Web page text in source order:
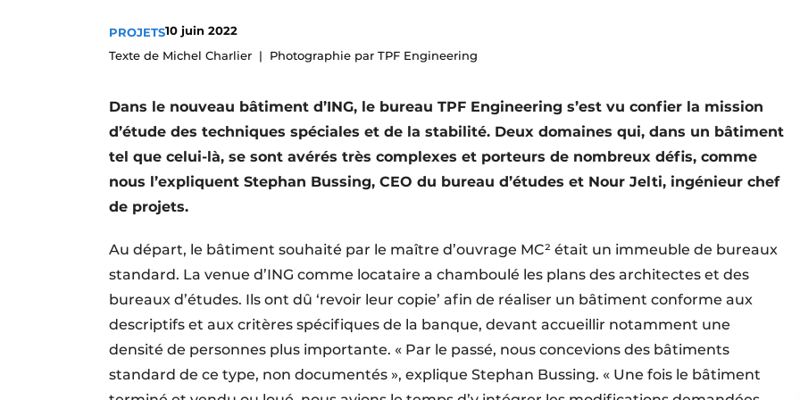
S’inscrire
Video’s
PROJETS10 juin 2022
Texte de Michel Charlier
Photographie par TPF Engineering
Dans le nouveau bâtiment d’ING, le bureau TPF Engineering s’est vu confier la mission
d’étude des techniques spéciales et de la ­stabilité. Deux domaines qui, dans un bâtiment
tel que celui-là, se sont avérés très complexes et porteurs de nombreux défis, comme
nous l’expliquent Stephan Bussing, CEO du bureau d’études et Nour Jelti, ingénieur chef
de projets.
Au départ, le bâtiment souhaité par le maître d’ouvrage MC² était un immeuble de bureaux
standard. La venue d’ING comme locataire a chamboulé les plans des architectes et des
bureaux d’études. Ils ont dû ‘revoir leur copie’ afin de réaliser un bâtiment conforme aux
descriptifs et aux critères spécifiques de la banque, devant accueillir notamment une
densité de personnes plus importante. « Par le passé, nous concevions des bâtiments
standard de ce type, non documentés », explique Stephan Bussing. « Une fois le bâtiment